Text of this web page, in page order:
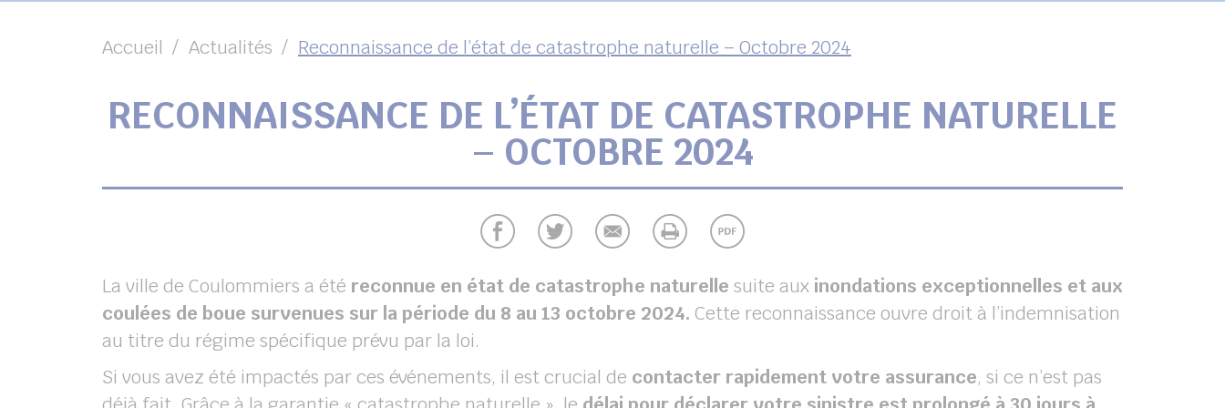
Accueil Actualités Reconnaissance de l’état de catastrophe naturelle – Octobre 2024
RECONNAISSANCE DE L’ÉTAT DE CATASTROPHE NATURELLE
– OCTOBRE 2024
La ville de Coulommiers a été reconnue en état de catastrophe naturelle suite aux inondations exceptionnelles et aux
coulées de boue survenues sur la période du 8 au 13 octobre 2024. Cette reconnaissance ouvre droit à l’indemnisation
au titre du régime spécifique prévu par la loi.
Si vous avez été impactés par ces événements, il est crucial de contacter rapidement votre assurance, si ce n’est pas